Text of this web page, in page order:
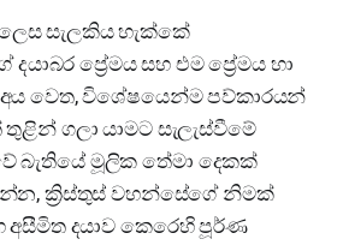
සැලකිය හැක්කේ
ප්‍රේමය සහ එම ප්‍රේමය හා
අය වෙත, විශේෂයෙන්ම පව්කාරයන්
ගලා යාමට සැලැස්වීමේ
බැතියේ මූලික තේමා දෙකක්
ක්‍රිස්තුස් වහන්සේගේ නිමක්
දයාව කෙරෙහි පූර්ණ